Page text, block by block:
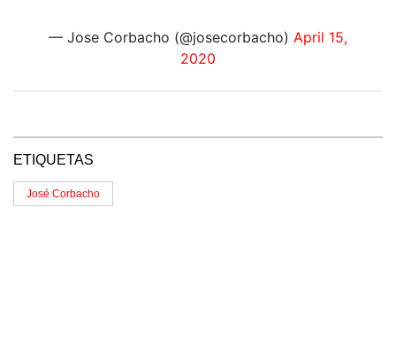
— Jose Corbacho (@josecorbacho) April 15,
2020
ETIQUETAS
José Corbacho